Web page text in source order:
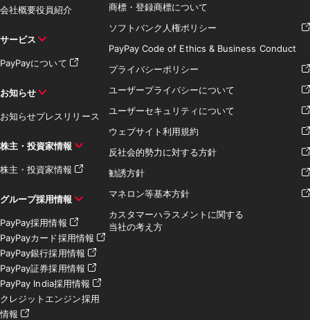
会社概要役員紹介
サービス
PayPayについて
お知らせ
お知らせプレスリリース
株主・投資家情報
株主・投資家情報
グループ採用情報
PayPay採用情報
PayPayカード採用情報
PayPay銀行採用情報
PayPay証券採用情報
PayPay India採用情報
クレジットエンジン採用
情報
商標・登録商標について
ソフトバンク人権ポリシー
PayPay Code of Ethics & Business Conduct
プライバシーポリシー
ユーザープライバシーについて
ユーザーセキュリティについて
ウェブサイト利用規約
反社会的勢力に対する方針
勧誘方針
マネロン等基本方針
カスタマーハラスメントに関する
当社の考え方